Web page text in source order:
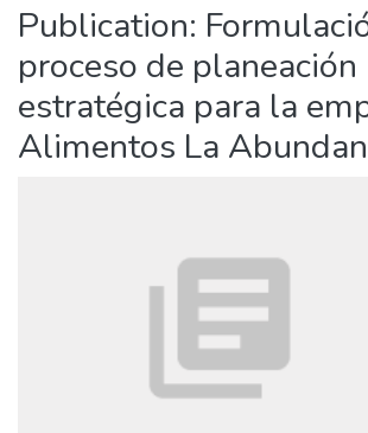
Publication:
proceso de planeación
estratégica para la
Alimentos La